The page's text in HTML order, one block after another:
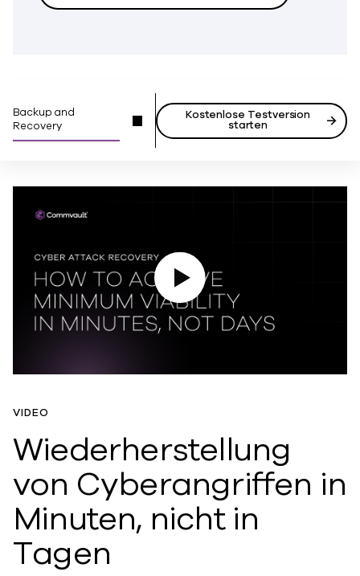
Backup and
Recovery
Kostenlose Testversion
starten
VIDEO
Wiederherstellung
von Cyberangriffen in
Minuten, nicht in
Tagen
Video abspielen